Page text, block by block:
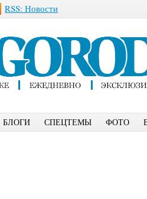
RSS: Новости
БЛОГИ СПЕЦТЕМЫ ФОТО